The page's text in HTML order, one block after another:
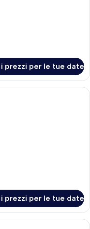
i prezzi per le tue date
d'hotel con un letto,
i prezzi per le tue date
d'albergo con un letto,